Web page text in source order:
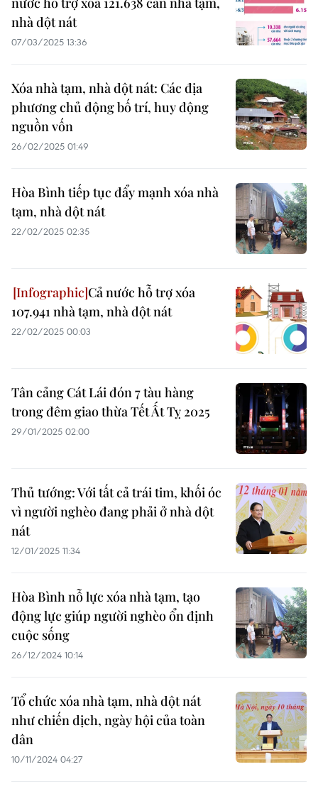
nhà dột nát
07/03/2025 13:36
Xóa nhà tạm, nhà dột nát: Các địa
phương chủ động bố trí, huy động
nguồn vốn
26/02/2025 01:49
Hòa Bình tiếp tục đẩy mạnh xóa nhà
tạm, nhà dột nát
22/02/2025 02:35
Cả nước hỗ trợ xóa
107.941 nhà tạm, nhà dột nát
22/02/2025 00:03
Tân cảng Cát Lái đón 7 tàu hàng
trong đêm giao thừa Tết Ất Tỵ 2025
29/01/2025 02:00
Thủ tướng: Với tất cả trái tim, khối óc
vì người nghèo đang phải ở nhà dột
nát
12/01/2025 11:34
Hòa Bình nỗ lực xóa nhà tạm, tạo
động lực giúp người nghèo ổn định
cuộc sống
26/12/2024 10:14
Tổ chức xóa nhà tạm, nhà dột nát
như chiến dịch, ngày hội của toàn
dân
10/11/2024 04:27